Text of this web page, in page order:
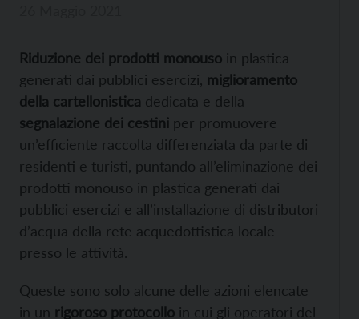
Riduzione dei prodotti monouso in plastica
generati dai pubblici esercizi, miglioramento
della cartellonistica dedicata e della
segnalazione dei cestini per promuovere
un’efficiente raccolta differenziata da parte di
residenti e turisti, puntando all’eliminazione dei
prodotti monouso in plastica generati dai
pubblici esercizi e all’installazione di distributori
d’acqua della rete acquedottistica locale
presso le attività.
Queste sono solo alcune delle azioni elencate
in un rigoroso protocollo in cui gli operatori del